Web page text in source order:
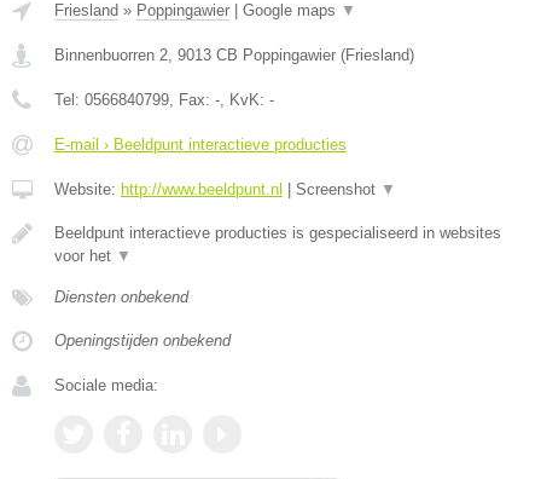
Friesland » Poppingawier Google maps ▼
Binnenbuorren 2, 9013 CB Poppingawier (Friesland)
Tel: 0566840799, Fax: -, KvK: -
E-mail › Beeldpunt interactieve producties
Website: http://www.beeldpunt.nl Screenshot ▼
Beeldpunt interactieve producties is gespecialiseerd in websites
voor het ▼
Diensten onbekend
Openingstijden onbekend
Sociale media: